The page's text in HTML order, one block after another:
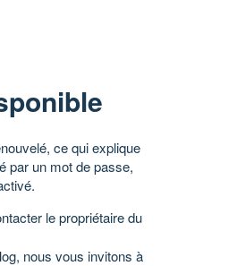
ce qui explique
par un mot de passe,
le propriétaire du
nous vous invitons à